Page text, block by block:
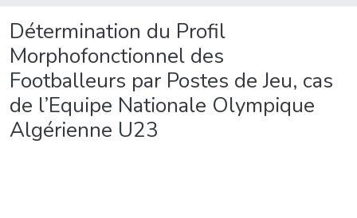
Détermination du Profil
Morphofonctionnel des
Footballeurs par Postes de Jeu, cas
de l’Equipe Nationale Olympique
Algérienne U23